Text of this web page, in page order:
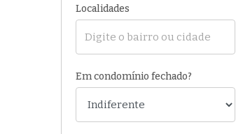
Localidades
Em condomínio fechado?